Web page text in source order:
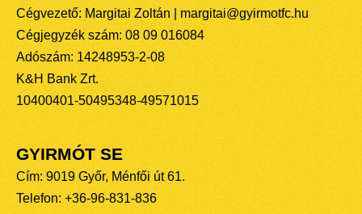
Cégvezető: Margitai Zoltán | margitai@gyirmotfc.hu
Cégjegyzék szám: 08 09 016084
Adószám: 14248953-2-08
K&H Bank Zrt.
10400401-50495348-49571015
GYIRMÓT SE
Cím: 9019 Győr, Ménfői út 61.
Telefon: +36-96-831-836